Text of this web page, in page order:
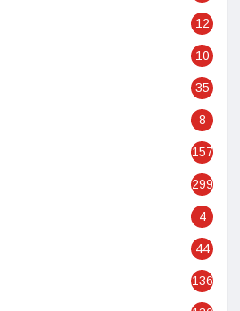
12
10
35
8
157
299
4
44
136